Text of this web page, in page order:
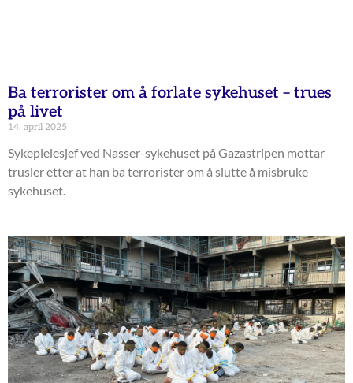
Ba terrorister om å forlate sykehuset – trues
på livet
14. april 2025
Sykepleiesjef ved Nasser-sykehuset på Gazastripen mottar
trusler etter at han ba terrorister om å slutte å misbruke
sykehuset.